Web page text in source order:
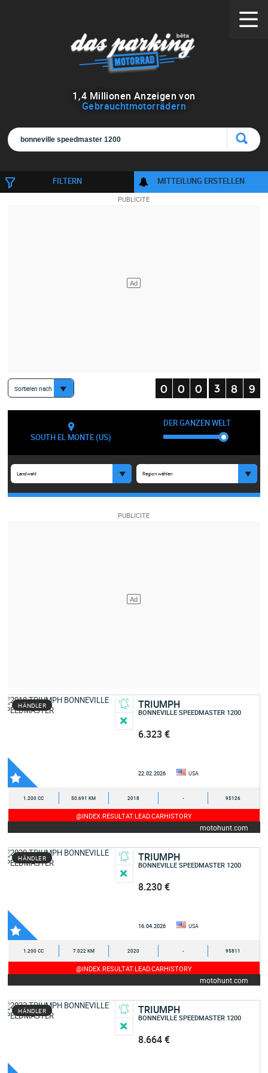
1 ,4 Millionen Anzeigen von
Gebrauchtmotorrädern
FILTERN MITTEILUNG ERSTELLEN
Sortieren nach
SOUTH EL MONTE (US)
DER GANZEN WELT
Landwahl Region wählen
HÄNDLER TRIUMPH
BONNEVILLE SPEEDMASTER 1200
6.323 €
22.02.2026 USA
1.200 CC 50.691 KM 2018 - 95126
@INDEX.RESULTAT.LEAD.CARHISTORY
motohunt.com
HÄNDLER TRIUMPH
BONNEVILLE SPEEDMASTER 1200
8.230 €
16.04.2026 USA
1.200 CC 7.022 KM 2020 - 95811
@INDEX.RESULTAT.LEAD.CARHISTORY
motohunt.com
HÄNDLER TRIUMPH
BONNEVILLE SPEEDMASTER 1200
8.664 €